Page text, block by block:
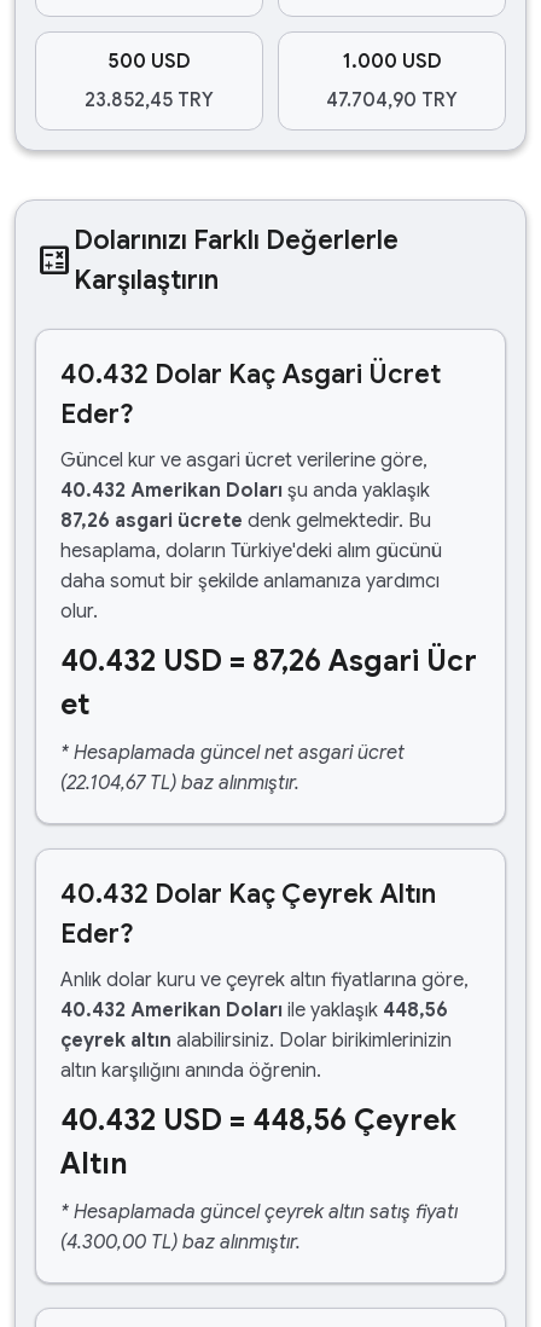
500 USD
23.852,45 TRY
1.000 USD
47.704,90 TRY
calculate Dolarınızı Farklı Değerlerle
Karşılaştırın
40.432 Dolar Kaç Asgari Ücret
Eder?
Güncel kur ve asgari ücret verilerine göre,
40.432 Amerikan Doları şu anda yaklaşık
87,26 asgari ücrete denk gelmektedir. Bu
hesaplama, doların Türkiye'deki alım gücünü
daha somut bir şekilde anlamanıza yardımcı
olur.
40.432 USD = 87,26 Asgari Ücr
et
* Hesaplamada güncel net asgari ücret
(22.104,67 TL) baz alınmıştır.
40.432 Dolar Kaç Çeyrek Altın
Eder?
Anlık dolar kuru ve çeyrek altın fiyatlarına göre,
40.432 Amerikan Doları ile yaklaşık 448,56
çeyrek altın alabilirsiniz. Dolar birikimlerinizin
altın karşılığını anında öğrenin.
40.432 USD = 448,56 Çeyrek
Altın
* Hesaplamada güncel çeyrek altın satış fiyatı
(4.300,00 TL) baz alınmıştır.